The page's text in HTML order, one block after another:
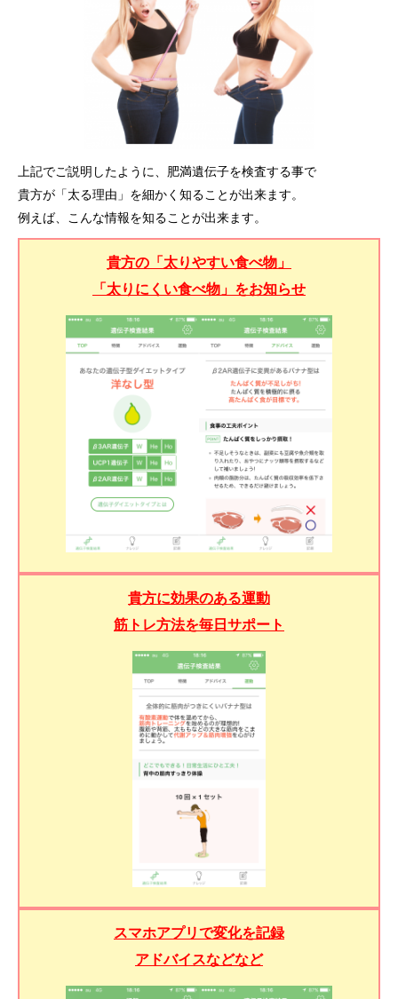
上記でご説明したように、肥満遺伝子を検査する事で
貴方が「太る理由」を細かく知ることが出来ます。
例えば、こんな情報を知ることが出来ます。
貴方の「太りやすい食べ物」
「太りにくい食べ物」をお知らせ
貴方に効果のある運動
筋トレ方法を毎日サポート
スマホアプリで変化を記録
アドバイスなどなど